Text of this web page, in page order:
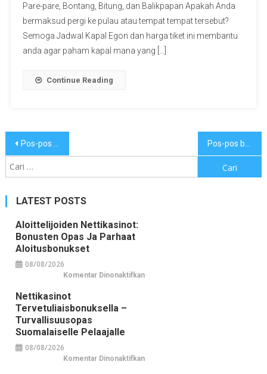
Pare-pare, Bontang, Bitung, dan Balikpapan Apakah Anda
bermaksud pergi ke pulau atau tempat tempat tersebut?
Semoga Jadwal Kapal Egon dan harga tiket ini membantu
anda agar paham kapal mana yang […]
Continue Reading
Navigasi
pos
Pos-pos lama
untuk:
LATEST POSTS
Aloittelijoiden Nettikasinot:
Bonusten Opas Ja Parhaat
Aloitusbonukset
08/08/2026
Komentar Dinonaktifkanpada
Nettikasinot
Tervetuliaisbonuksella –
Turvallisuusopas
Suomalaiselle Pelaajalle
08/08/2026
Komentar Dinonaktifkanpada